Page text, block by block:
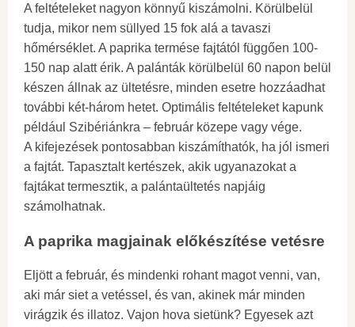
A feltételeket nagyon könnyű kiszámolni. Körülbelül
tudja, mikor nem süllyed 15 fok alá a tavaszi
hőmérséklet. A paprika termése fajtától függően 100-
150 nap alatt érik. A palánták körülbelül 60 napon belül
készen állnak az ültetésre, minden esetre hozzáadhat
további két-három hetet. Optimális feltételeket kapunk
például Szibériánkra – február közepe vagy vége.
A kifejezések pontosabban kiszámíthatók, ha jól ismeri
a fajtát. Tapasztalt kertészek, akik ugyanazokat a
fajtákat termesztik, a palántaültetés napjáig
számolhatnak.
A paprika magjainak előkészítése vetésre
Eljött a február, és mindenki rohant magot venni, van,
aki már siet a vetéssel, és van, akinek már minden
virágzik és illatoz. Vajon hova sietünk? Egyesek azt